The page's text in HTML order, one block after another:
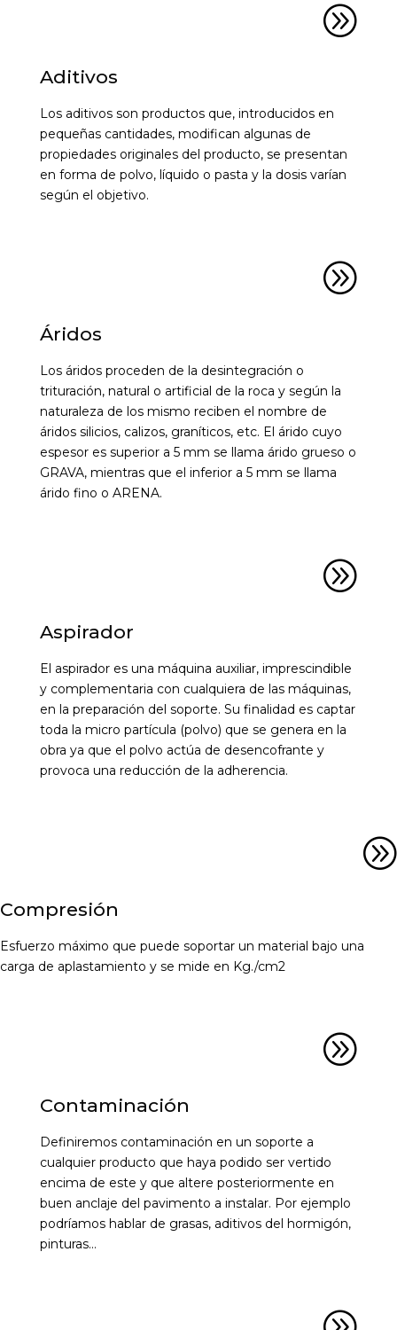
A
Aditivos
Los aditivos son productos que, introducidos en
pequeñas cantidades, modifican algunas de
propiedades originales del producto, se presentan
en forma de polvo, líquido o pasta y la dosis varían
según el objetivo.
A
Áridos
Los áridos proceden de la desintegración o
trituración, natural o artificial de la roca y según la
naturaleza de los mismo reciben el nombre de
áridos silicios, calizos, graníticos, etc. El árido cuyo
espesor es superior a 5 mm se llama árido grueso o
GRAVA, mientras que el inferior a 5 mm se llama
árido fino o ARENA.
A
Aspirador
El aspirador es una máquina auxiliar, imprescindible
y complementaria con cualquiera de las máquinas,
en la preparación del soporte. Su finalidad es captar
toda la micro partícula (polvo) que se genera en la
obra ya que el polvo actúa de desencofrante y
provoca una reducción de la adherencia.
A
Compresión
Esfuerzo máximo que puede soportar un material bajo una
carga de aplastamiento y se mide en Kg./cm2
A
Contaminación
Definiremos contaminación en un soporte a
cualquier producto que haya podido ser vertido
encima de este y que altere posteriormente en
buen anclaje del pavimento a instalar. Por ejemplo
podríamos hablar de grasas, aditivos del hormigón,
pinturas…